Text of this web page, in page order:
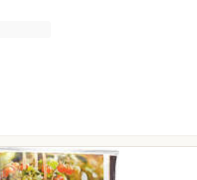
prijs € 15,75